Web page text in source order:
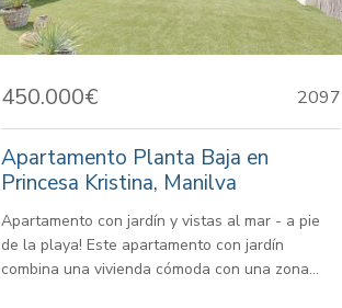
450.000€ 2097
Apartamento Planta Baja en
Princesa Kristina, Manilva
Apartamento con jardín y vistas al mar - a pie
de la playa! Este apartamento con jardín
combina una vivienda cómoda con una zona...